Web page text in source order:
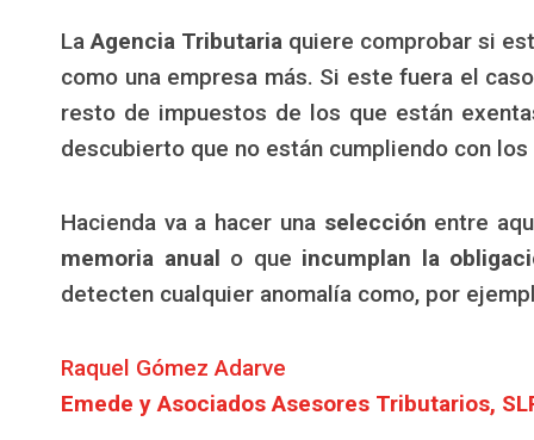
LaAgencia Tributaria quiere comprobar si
como una empresa más. Si este fuera el
resto de impuestos de los que están
descubierto que no están cumpliendo con
Hacienda va a hacer una selección entre
memoria anual o que incumplan la
detecten cualquier anomalía como, por
Raquel Gómez Adarve
Emede y Asociados Asesores Tributarios,